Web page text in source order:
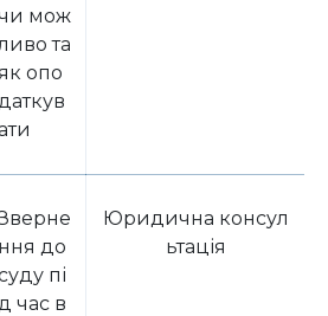
мож
та
як опо
ння до
пі
час в
Юридична консул
ьтація